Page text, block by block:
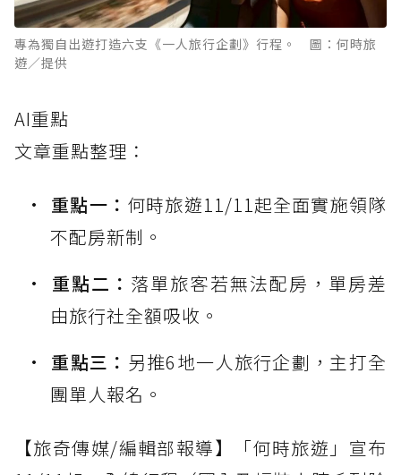
專為獨自出遊打造六支《一人旅行企劃》行程。 圖：何時旅
遊／提供
AI重點
文章重點整理：
重點一： 何時旅遊11/11起全面實施領隊
不配房新制。
重點二： 落單旅客若無法配房，單房差
由旅行社全額吸收。
重點三： 另推6地一人旅行企劃，主打全
團單人報名。
【旅奇傳媒/編輯部報導】「何時旅遊」宣布